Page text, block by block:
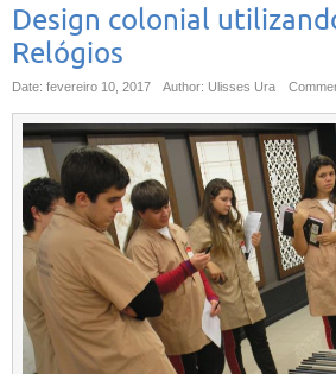
Design colonial
Relógios
Date: fevereiro 10, 2017 Author: Ulisses Ura